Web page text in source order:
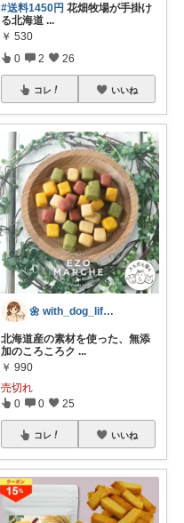
#送料1450円 花畑牧場が手掛け
る北海道 ...
￥ 530
0 2 26
コレ いいね
🌼 with_dog_life🌼
北海道産の素材を使った、無添
加のころころク ...
￥ 990
売切れ
0 0 25
コレ いいね